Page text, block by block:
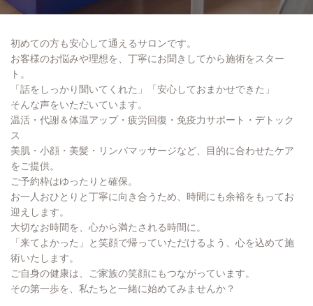
InstagramLINE
初めての方も安心して通えるサロンです。
お客様のお悩みや理想を、丁寧にお聞きしてから施術をスター
ト。
「話をしっかり聞いてくれた」「安心しておまかせできた」
そんな声をいただいています。
温活・代謝＆体温アップ・疲労回復・免疫力サポート・デトック
ス
美肌・小顔・美髪・リンパマッサージなど、目的に合わせたケア
をご提供。
ご予約枠はゆったりと確保。
お一人おひとりと丁寧に向き合うため、時間にも余裕をもってお
迎えします。
大切なお時間を、心から満たされる時間に。
「来てよかった」と笑顔で帰っていただけるよう、心を込めて施
術いたします。
ご自身の健康は、ご家族の笑顔にもつながっています。
その第一歩を、私たちと一緒に始めてみませんか？